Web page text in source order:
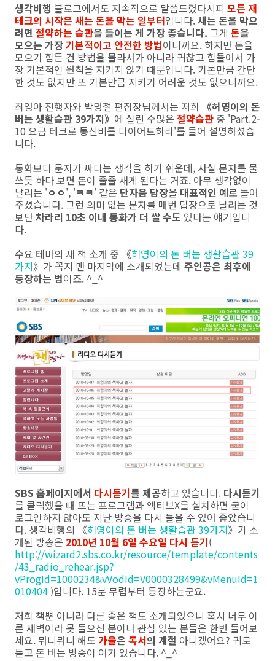
생각비행 블로그에서도 지속적으로 말씀드렸다시피 모든 재
테크의 시작은 새는 돈을 막는 일부터입니다.새는 돈을 막으
려면 절약하는 습관을 들이는 게 가장 좋습니다. 그게 돈을
모으는 가장기본적이고 안전한 방법이니까요. 하지만 돈을
모으기 힘든 건 방법을 몰라서가 아니라 귀찮고 힘들어서 가
장 기본적인 원칙을 지키지 않기 때문입니다. 기본만큼 간단
한 것도 없지만 또 기본만큼 지키기 어려운 것도 없으니까요.
최영아 진행자와 박명철 편집장님께서는 저희 《허영이의 돈
버는 생활습관 39가지》 에 실린 수많은 절약습관 중 'Part.2-
10 요금 테크로 통신비를 다이어트하라'를 들어 설명하셨습
니다.
통화보다 문자가 싸다는 생각을 하기 쉬운데, 사실 문자를 물
쓰듯 하다 보면 돈이 줄줄 새게 된다는 거죠. 아무 생각없이
날리는 'ㅇㅇ', 'ㅋㅋ' 같은 단자음 답장을 대표적인 예로 들어
주셨습니다. 그런 의미 없는 문자를 매번 답장으로 날리는 것
보단차라리 10초 이내 통화가 더 쌀 수도 있다는 얘기입니
다.
수요 테마의 새 책 소개 중 《허영이의 돈 버는 생활습관 39
가지》가 꼭지 맨 마지막에 소개되었는데 주인공은 최후에
등장하는 법이죠. ^_^
SBS 홈페이지에서 다시듣기를 제공하고 있습니다. 다시듣기
를 클릭했을 때 뜨는 프로그램과 액티브X를 설치하면 굳이
로그인하지 않아도 지난 방송을 다시 들을 수 있어 좋았습니
다. 생각비행의 《허영이의 돈 버는 생활습관 39가지》가 소
개된 방송은 2010년 10월 6일 수요일 다시 듣기(
http://wizard2.sbs.co.kr/resource/template/contents
/43_radio_rehear.jsp?
vProgId=1000234&vVodId=V0000328499&vMenuId=1
010404 )입니다. 15분 무렵부터 등장하는군요.
저희 책뿐 아니라 다른 좋은 책도 소개되었으니 혹시 너무 이
른 새벽이라 못 들으신 분이나 관심 있는 분들은 한번 들어보
세요. 뭐니뭐니 해도 가을은 독서의 계절 아니겠어요? 귀로
듣고 돈 버는 방송이 여기 있습니다. ^_^